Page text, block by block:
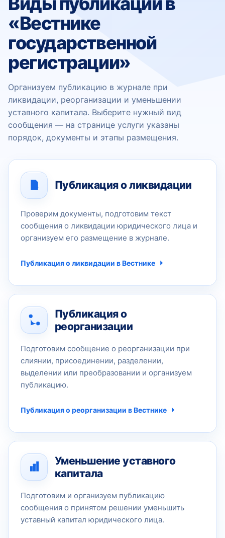
«Вестнике
государственной
регистрации»
Организуем публикацию в журнале при
ликвидации, реорганизации и уменьшении
уставного капитала. Выберите нужный вид
сообщения — на странице услуги указаны
порядок, документы и этапы размещения.
Публикация о ликвидации
Проверим документы, подготовим текст
сообщения о ликвидации юридического лица и
организуем его размещение в журнале.
Публикация о ликвидации в Вестнике
Публикация о
реорганизации
Подготовим сообщение о реорганизации при
слиянии, присоединении, разделении,
выделении или преобразовании и организуем
публикацию.
Публикация о реорганизации в Вестнике
Уменьшение уставного
капитала
Подготовим и организуем публикацию
сообщения о принятом решении уменьшить
уставный капитал юридического лица.